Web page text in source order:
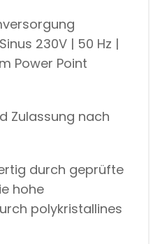
230V | 50 Hz |
Power Point
Zulassung nach
durch geprüfte
hohe
polykristallines